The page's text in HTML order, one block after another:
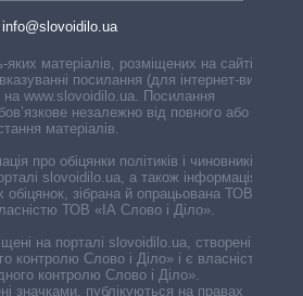
info@slovoidilo.ua
матеріалів, розміщених на сайті,
посилання (для інтернет-видань
www.slovoidilo.ua. Посилання
незалежно від повного або
матеріалів.
про обіцянки політиків і чиновників,
slovoidilo.ua, а також інформація про
зібрана й опрацьована ТОВ «ІА
ТОВ «ІА Слово і Діло».
на порталі slovoidilo.ua, створені ГО
контролю Слово і Діло» і є власністю
контролю Слово і Діло».
значками, публікуються на правах